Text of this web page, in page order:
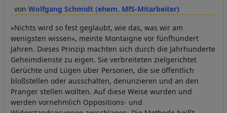
Wolfgang Schmidt (ehem. MfS-Mitarbeiter)
»Nichts wird so fest geglaubt, wie das, was wir am
wenigsten wissen«, meinte Montaigne vor fünfhundert
Jahren. Dieses Prinzip machten sich durch die Jahrhunderte
Geheimdienste zu eigen. Sie verbreiteten zielgerichtet
Gerüchte und Lügen über Personen, die sie öffentlich
bloßstellen oder ausschalten, denunzieren und an den
Pranger stellen wollten. Auf diese Weise wurden und
werden vornehmlich Oppositions- und